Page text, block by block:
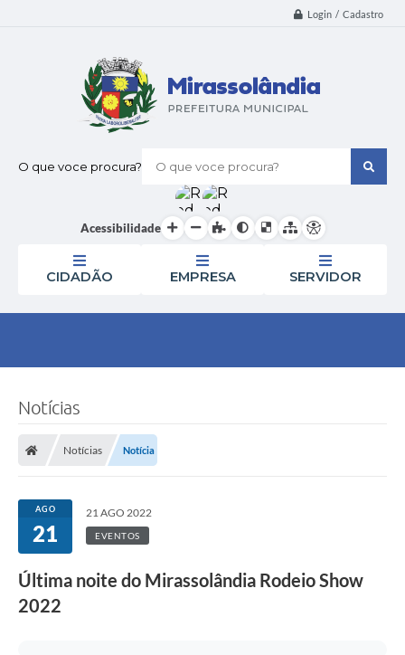
Login / Cadastro
O que voce procura?
Acessibilidade
CIDADÃO EMPRESA SERVIDOR
Notícias
Notícias Notícia
AGO
21
21 AGO 2022
EVENTOS
Última noite do Mirassolândia Rodeio Show
2022